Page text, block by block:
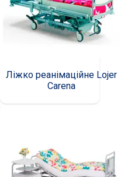
Ліжко реанімаційне Lojer
Carena